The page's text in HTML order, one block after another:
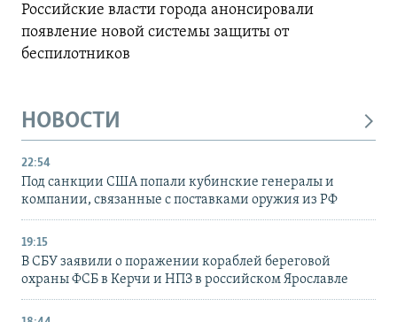
Российские власти города анонсировали
появление новой системы защиты от
беспилотников
НОВОСТИ
22:54
Под санкции США попали кубинские генералы и
компании, связанные с поставками оружия из РФ
19:15
В СБУ заявили о поражении кораблей береговой
охраны ФСБ в Керчи и НПЗ в российском Ярославле